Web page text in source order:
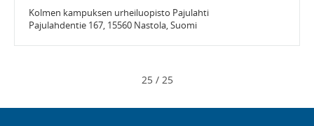
Kolmen kampuksen urheiluopisto Pajulahti
Pajulahdentie 167, 15560 Nastola, Suomi
25/ 25